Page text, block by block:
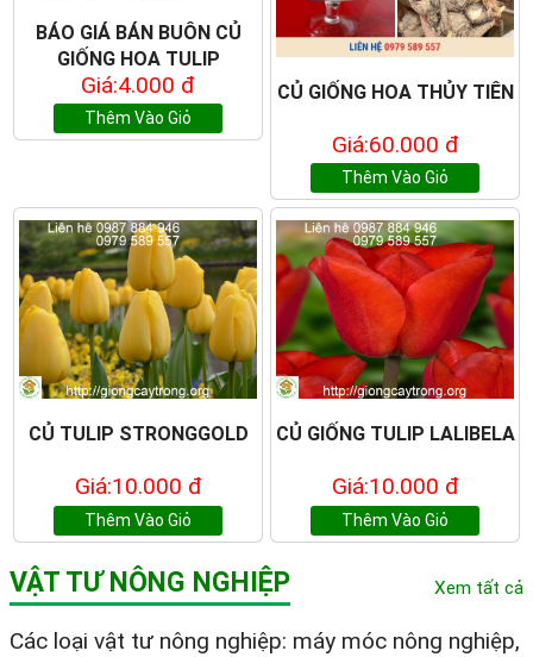
BÁO GIÁ BÁN BUÔN CỦ
GIỐNG HOA TULIP
Giá:4.000 đ
Thêm Vào Giỏ
CỦ GIỐNG HOA THỦY TIÊN
Giá:60.000 đ
Thêm Vào Giỏ
CỦ TULIP STRONGGOLD
Giá:10.000 đ
Thêm Vào Giỏ
CỦ GIỐNG TULIP LALIBELA
Giá:10.000 đ
Thêm Vào Giỏ
VẬT TƯ NÔNG NGHIỆP Xem tất cả
Các loại vật tư nông nghiệp: máy móc nông nghiệp,